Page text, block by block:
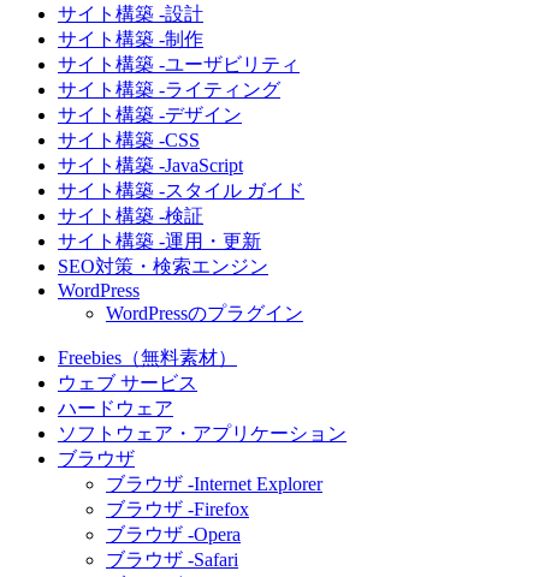
サイト構築 -設計
サイト構築 -制作
サイト構築 -ユーザビリティ
サイト構築 -ライティング
サイト構築 -デザイン
サイト構築 -CSS
サイト構築 -JavaScript
サイト構築 -スタイル ガイド
サイト構築 -検証
サイト構築 -運用・更新
SEO対策・検索エンジン
WordPress
WordPressのプラグイン
Freebies（無料素材）
ウェブ サービス
ハードウェア
ソフトウェア・アプリケーション
ブラウザ
ブラウザ -Internet Explorer
ブラウザ -Firefox
ブラウザ -Opera
ブラウザ -Safari